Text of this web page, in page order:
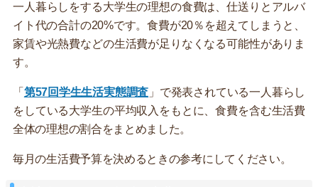
一人暮らしをする大学生の理想の食費は、仕送りとアルバ
イト代の合計の20%です。食費が20％を超えてしまうと、
家賃や光熱費などの生活費が足りなくなる可能性がありま
す。
「 第57回学生生活実態調査 」で発表されている一人暮らし
をしている大学生の平均収入をもとに、食費を含む生活費
全体の理想の割合をまとめました。
毎月の生活費予算を決めるときの参考にしてください。